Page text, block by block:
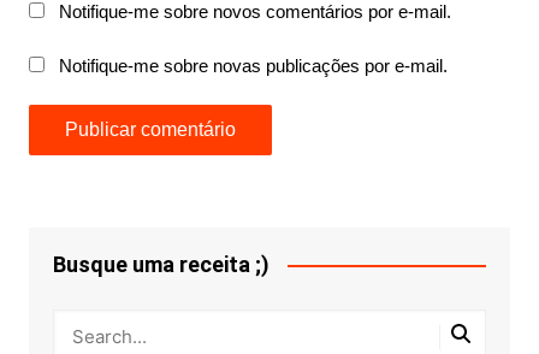
Notifique-me sobre novos comentários por e-mail.
Notifique-me sobre novas publicações por e-mail.
Busque uma receita ;)